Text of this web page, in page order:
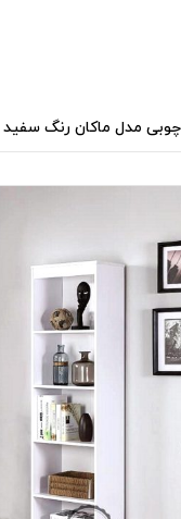
چوبی مدل ماکان رنگ